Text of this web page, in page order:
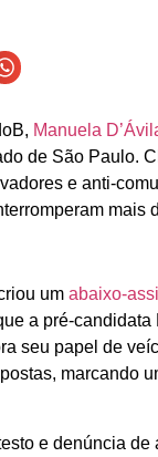
Manuela
de São Paulo.
e anti-
mais
um abaixo-
a pré-
seu papel de
marcando
e denúncia